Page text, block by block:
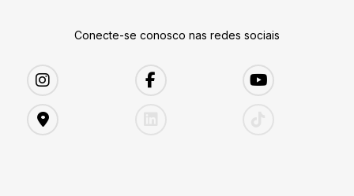
Conecte-se conosco nas redes sociais